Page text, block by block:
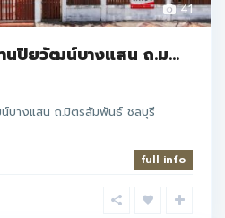
41
นปิยวัฒน์บางแสน ถ.ม...
บางแสน ถ.มิตรสัมพันธ์ ชลบุรี
full info